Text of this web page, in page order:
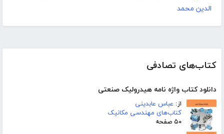
کتاب‌های تصادفی
دانلود کتاب واژه نامه هیدرولیک صنعتی
از: عباس عابدینی
کتاب‌های مهندسی مکانیک
۵۰ صفحه
الدین محمد